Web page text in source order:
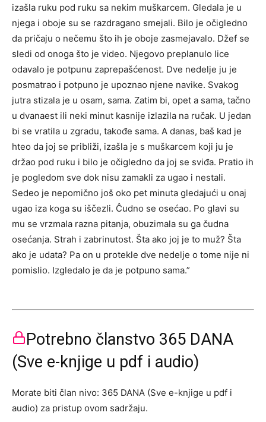
izašla ruku pod ruku sa nekim muškarcem. Gledala je u
njega i oboje su se razdragano smejali. Bilo je očigledno
da pričaju o nečemu što ih je oboje zasmejavalo. Džef se
sledi od onoga što je video. Njegovo preplanulo lice
odavalo je potpunu zaprepašćenost. Dve nedelje ju je
posmatrao i potpuno je upoznao njene navike. Svakog
jutra stizala je u osam, sama. Zatim bi, opet a sama, tačno
u dvanaest ili neki minut kasnije izlazila na ručak. U jedan
bi se vratila u zgradu, takođe sama. A danas, baš kad je
hteo da joj se približi, izašla je s muškarcem koji ju je
držao pod ruku i bilo je očigledno da joj se sviđa. Pratio ih
je pogledom sve dok nisu zamakli za ugao i nestali.
Sedeo je nepomično još oko pet minuta gledajući u onaj
ugao iza koga su iščezli. Ĉudno se osećao. Po glavi su
mu se vrzmala razna pitanja, obuzimala su ga čudna
osećanja. Strah i zabrinutost. Šta ako joj je to muž? Šta
ako je udata? Pa on u protekle dve nedelje o tome nije ni
pomislio. Izgledalo je da je potpuno sama.”
Potrebno članstvo 365 DANA
(Sve e-knjige u pdf i audio)
Morate biti član nivo: 365 DANA (Sve e-knjige u pdf i
audio) za pristup ovom sadržaju.